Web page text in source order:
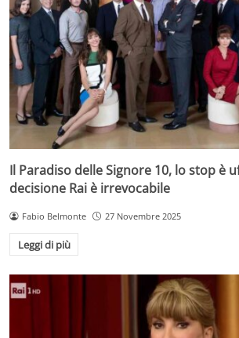
Il Paradiso delle Signore 10, lo stop è
decisione Rai è irrevocabile
Fabio Belmonte 27 Novembre 2025
Leggi di più